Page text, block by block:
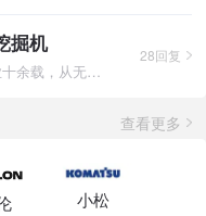
掘机
既然有活动，我也来凑个人数步入机械行业十余载，从无知的小白到
28回复
查看更多
小松